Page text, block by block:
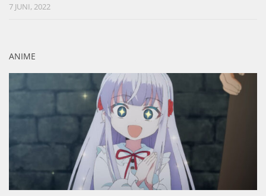
7 JUNI, 2022
ANIME